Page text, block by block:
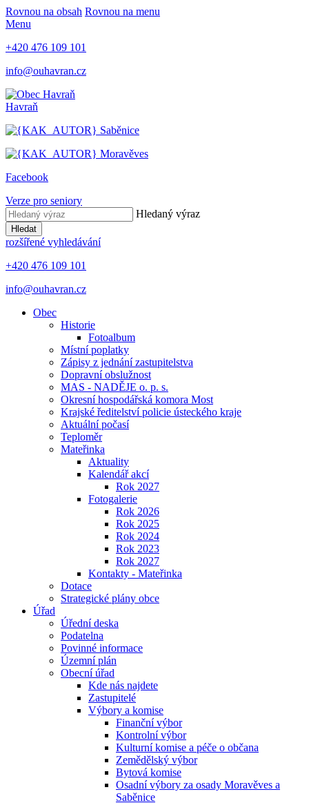
Rovnou na obsah Rovnou na menu
Menu
+420 476 109 101
info@ouhavran.cz
Havraň
Saběnice
Moravěves
Facebook
Verze pro seniory
Hledaný výraz
Hledat
rozšířené vyhledávání
+420 476 109 101
info@ouhavran.cz
Obec
Historie
Fotoalbum
Místní poplatky
Zápisy z jednání zastupitelstva
Dopravní obslužnost
MAS - NADĚJE o. p. s.
Okresní hospodářská komora Most
Krajské ředitelství policie ústeckého kraje
Aktuální počasí
Teploměr
Mateřinka
Aktuality
Kalendář akcí
Rok 2027
Fotogalerie
Rok 2026
Rok 2025
Rok 2024
Rok 2023
Rok 2027
Kontakty - Mateřinka
Dotace
Strategické plány obce
Úřad
Úřední deska
Podatelna
Povinné informace
Územní plán
Obecní úřad
Kde nás najdete
Zastupitelé
Výbory a komise
Finanční výbor
Kontrolní výbor
Kulturní komise a péče o občana
Zemědělský výbor
Bytová komise
Osadní výbory za osady Moravěves a
Saběnice